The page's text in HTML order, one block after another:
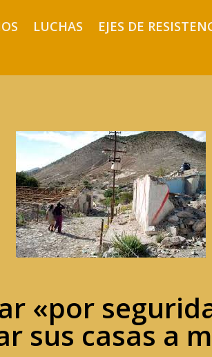
LUCHAS EJES DE
«por
sus casas a